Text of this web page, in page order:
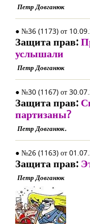
Петр Довганюк
● №36 (1173) от
Защита прав:
услышали
Петр Довганюк
● №30 (1167) от
Защита прав:
партизаны?
Петр Довганюк.
● №26 (1163) от
Защита прав:
Петр Довганюк